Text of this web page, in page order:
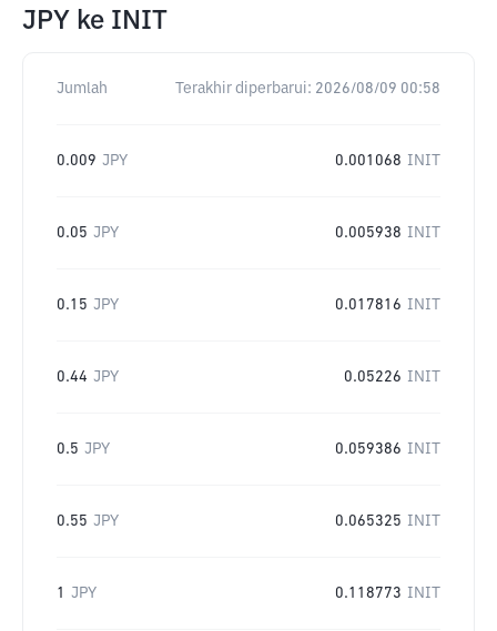
JPY ke INIT
Jumlah Terakhir diperbarui: 2026/08/09 00:58
0.009 JPY 0.001068 INIT
0.05 JPY 0.005938 INIT
0.15 JPY 0.017816 INIT
0.44 JPY 0.05226 INIT
0.5 JPY 0.059386 INIT
0.55 JPY 0.065325 INIT
1 JPY 0.118773 INIT